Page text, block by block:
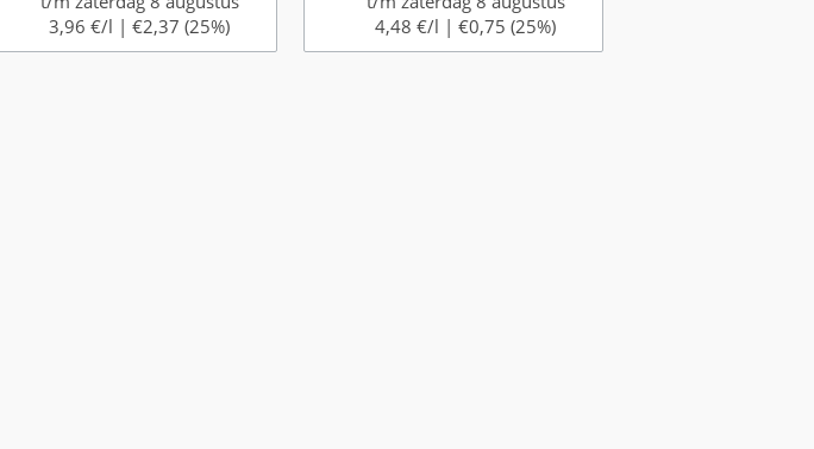
3,96 €/l | €2,37 (25%)
4,48 €/l | €0,75 (25%)